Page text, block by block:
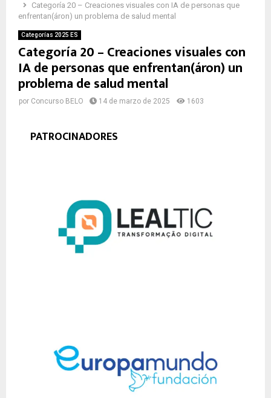
Categoría 20 – Creaciones visuales con IA de personas que
enfrentan(áron) un problema de salud mental
Categorías 2025 ES
Categoría 20 – Creaciones visuales con
IA de personas que enfrentan(áron) un
problema de salud mental
por Concurso BELO 14 de marzo de 2025 1603
PATROCINADORES